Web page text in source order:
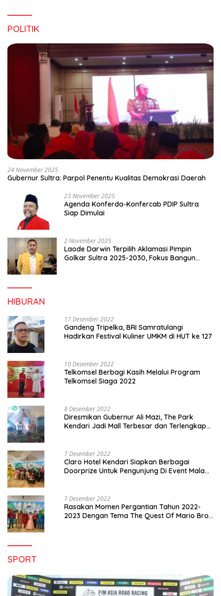
POLITIK
24 November 2025
Gubernur Sultra: Parpol Penentu Kualitas Demokrasi Daerah
23 November 2025
Agenda Konferda-Konfercab PDIP Sultra
Siap Dimulai
2 November 2025
Laode Darwin Terpilih Aklamasi Pimpin
Golkar Sultra 2025-2030, Fokus Bangun
HIBURAN
17 Desember 2022
Gandeng Tripelka, BRI Samratulangi
Hadirkan Festival Kuliner UMKM di HUT ke 127
10 Desember 2022
Telkomsel Berbagi Kasih Melalui Program
Telkomsel Siaga 2022
8 Desember 2022
Diresmikan Gubernur Ali Mazi, The Park
Kendari Jadi Mall Terbesar dan Terlengkap
7 Desember 2022
Claro Hotel Kendari Siapkan Berbagai
Doorprize Untuk Pengunjung Di Event Malam
7 Desember 2022
Rasakan Momen Pergantian Tahun 2022-
2023 Dengan Tema The Quest Of Mario Bros
SPORT